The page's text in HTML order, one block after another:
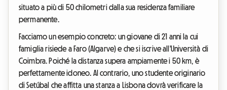
situato a più di 50 chilometri dalla sua residenza familiare
permanente.
Facciamo un esempio concreto: un giovane di 21 anni la cui
famiglia risiede a Faro (Algarve) e che si iscrive all'Università di
Coimbra. Poiché la distanza supera ampiamente i 50 km, è
perfettamente idoneo. Al contrario, uno studente originario
di Setúbal che affitta una stanza a Lisbona dovrà verificare la